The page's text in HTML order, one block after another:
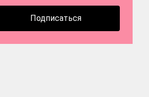
Подписаться